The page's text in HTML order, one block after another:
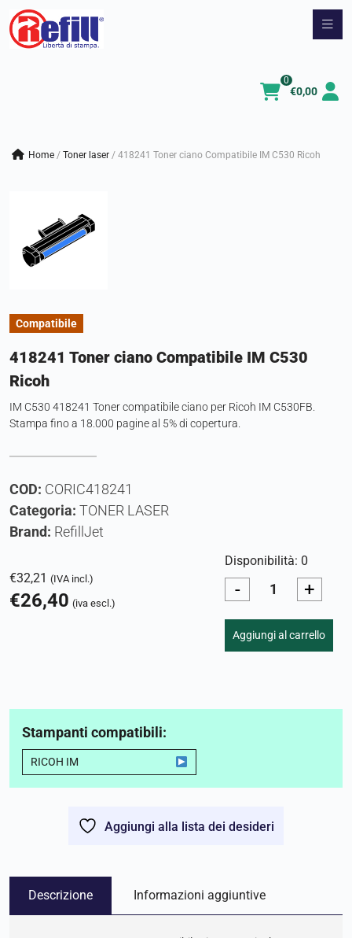
Vai
€0,00
0
Home / toner laser / 418241 Toner ciano Compatibile IM C530 Ricoh
Compatibile
418241 Toner ciano Compatibile IM C530
Ricoh
IM C530 418241 Toner compatibile ciano per Ricoh IM C530FB.
Stampa fino a 18.000 pagine al 5% di copertura.
COD: CORIC418241
Categoria: TONER LASER
Brand: RefillJet
€32,21 (IVA incl.)
€26,40 (iva escl.)
Disponibilità: 0
- +
Aggiungi al carrello
Stampanti compatibili:
RICOH IM
Aggiungi alla lista dei desideri
Descrizione Informazioni aggiuntive